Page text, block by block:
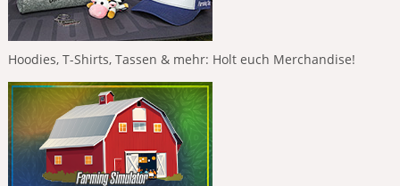
Hoodies, T-Shirts, Tassen & mehr: Holt euch Merchandise!